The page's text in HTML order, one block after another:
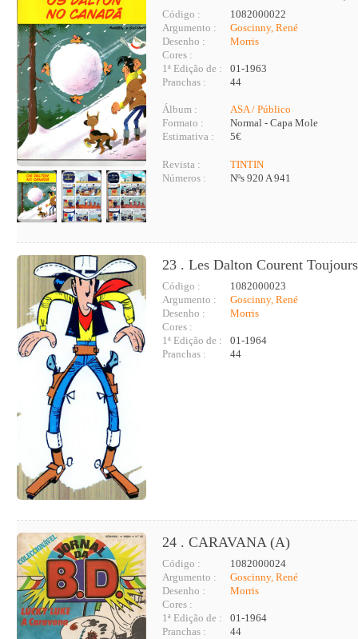
Código :
1082000022
Argumento :
Goscinny, René
Desenho :
Morris
Cores :
1ª Edição de :
01-1963
Pranchas :
44
Álbum :
ASA / Público
Formato :
Normal - Capa Mole
Estimativa :
5€
Revista :
TINTIN
Números :
Nºs 920 A 941
23 . Les Dalton Courent Toujours
Código :
1082000023
Argumento :
Goscinny, René
Desenho :
Morris
Cores :
1ª Edição de :
01-1964
Pranchas :
44
24 . CARAVANA (A)
Código :
1082000024
Argumento :
Goscinny, René
Desenho :
Morris
Cores :
1ª Edição de :
01-1964
Pranchas :
44